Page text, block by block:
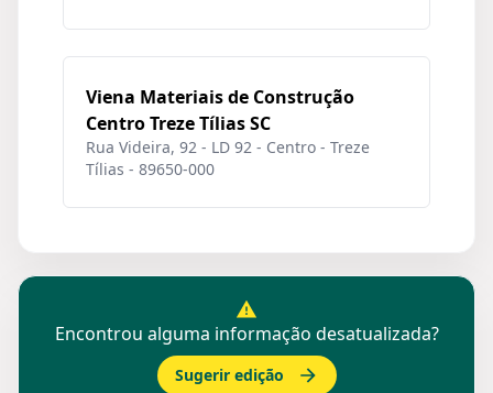
Viena Materiais de Construção
Centro Treze Tílias SC
Rua Videira, 92 - LD 92 - Centro - Treze
Tílias - 89650-000
Encontrou alguma informação desatualizada?
Sugerir edição